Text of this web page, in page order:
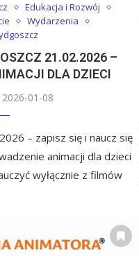
Edukacja i Rozwój
Wydarzenia
21.02.2026 –
DLA DZIECI
2026-01-08
– zapisz się i naucz się
animacji dla dzieci
wyłącznie z filmów